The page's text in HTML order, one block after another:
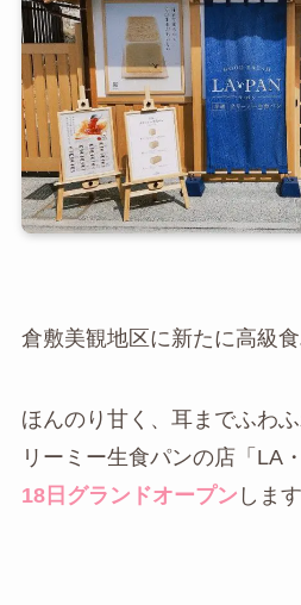
倉敷美観地区に新たに高級
ほんのり甘く、耳までふわ
リーミー生食パンの店「LA
18日グランドオープン します